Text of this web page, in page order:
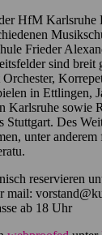
HfM Karlsruhe
Frieder
sind breit
in Ettlingen,
Karlsruhe sowie
Stuttgart. Des
unter
reservieren
mail:
ab 18 Uhr